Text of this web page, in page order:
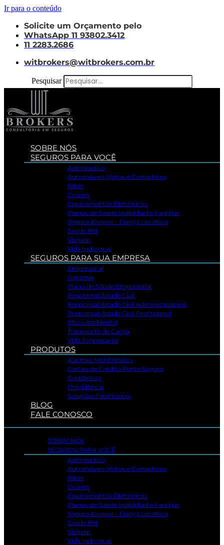
Ir para o conteúdo
Solicite um Orçamento pelo
WhatsApp 11 93802.3412
11 2283.2686
witbrokers@witbrokers.com.br
Pesquisar
SOBRE NÓS
SEGUROS PARA VOCÊ
Aeronáutico
Automóveis Motos e Caminhões
Bikes
Drones
Equipamentos Eletrônicos
Planos de Saúde Individual e Familiar
Seguro Aluguel – Fiança Locatícia
Saúde Pet
Viagem
Vida Individual
SEGUROS PARA SUA EMPRESA
Empresarial
Garantia
Plano de Saúde Empresarial
Responsabilidade Civil
Responsabilidade Civil Administradores
Responsabilidade Civil Profissional
Risco Ambiental
Transporte de Carga
Vida Empresarial
PRODUTOS
Alarmes Monitorados
Cartão de Crédito Porto Seguro
Consórcios
Previdência
Soluções Financeiras
BLOG
FALE CONOSCO
SOBRE NÓS
SEGUROS PARA VOCÊ
Aeronáutico
Automóveis Motos e Caminhões
Bikes
Drones
Equipamentos Eletrônicos
Planos de Saúde Individual e Familiar
Seguro Aluguel – Fiança Locatícia
Saúde Pet
Viagem
Vida Individual